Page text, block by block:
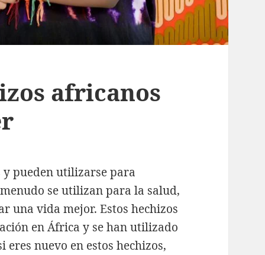
africanos
y pueden utilizarse para
se utilizan para la salud,
una vida mejor. Estos hechizos
en África y se han utilizado
eres nuevo en estos hechizos,